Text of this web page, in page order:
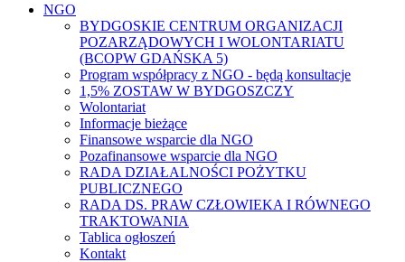
NGO
BYDGOSKIE CENTRUM ORGANIZACJI
POZARZĄDOWYCH I WOLONTARIATU
(BCOPW GDAŃSKA 5)
Program współpracy z NGO - będą konsultacje
1,5% ZOSTAW W BYDGOSZCZY
Wolontariat
Informacje bieżące
Finansowe wsparcie dla NGO
Pozafinansowe wsparcie dla NGO
RADA DZIAŁALNOŚCI POŻYTKU
PUBLICZNEGO
RADA DS. PRAW CZŁOWIEKA I RÓWNEGO
TRAKTOWANIA
Tablica ogłoszeń
Kontakt